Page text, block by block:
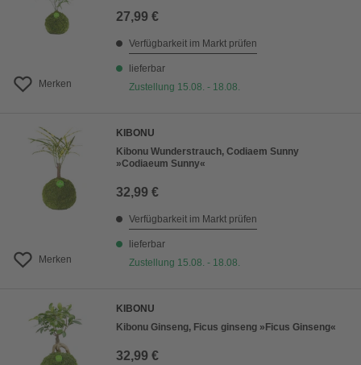
Merken
27,99 €
Verfügbarkeit im Markt prüfen
lieferbar
Zustellung 15.08. - 18.08.
Merken
KIBONU
Kibonu Wunderstrauch, Codiaem Sunny
»Codiaeum Sunny«
32,99 €
Verfügbarkeit im Markt prüfen
lieferbar
Zustellung 15.08. - 18.08.
KIBONU
Kibonu Ginseng, Ficus ginseng »Ficus Ginseng«
32,99 €